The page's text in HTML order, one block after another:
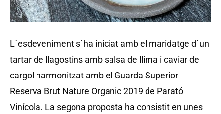
L´esdeveniment s´ha iniciat amb el maridatge d´un
tartar de llagostins amb salsa de llima i caviar de
cargol harmonitzat amb el Guarda Superior
Reserva Brut Nature Organic 2019 de Parató
Vinícola. La segona proposta ha consistit en unes